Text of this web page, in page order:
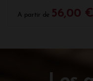
A partir de 56,00 €